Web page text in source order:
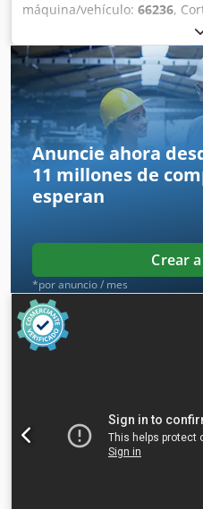
máquina/vehículo: 66236,
para cortar láminas BAIER
1966 - Número de serie:
mediante vídeo por Skype
complacería mucho recibir
máquinas en stock.
inspeccionar. En stock en
puede probar.
Anuncie ahora
11 millones de
esperan
Crear
*por anuncio / mes